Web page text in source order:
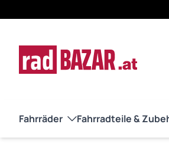
Fahrräder Fahrradteile &